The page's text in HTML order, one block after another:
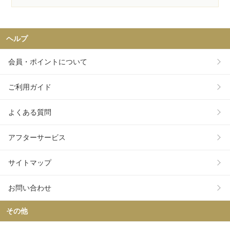
ヘルプ
会員・ポイントについて
ご利用ガイド
よくある質問
アフターサービス
サイトマップ
お問い合わせ
その他